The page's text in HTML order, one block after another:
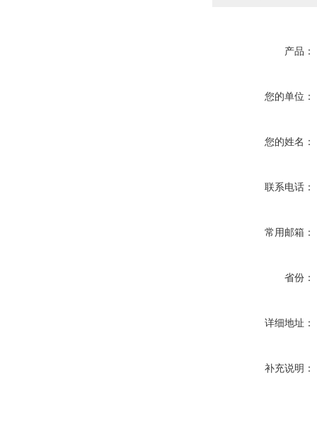
产品：
您的单位：
您的姓名：
联系电话：
常用邮箱：
省份：
详细地址：
补充说明：